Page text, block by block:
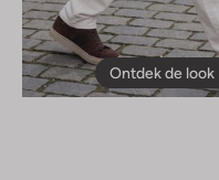
Ontdek de look